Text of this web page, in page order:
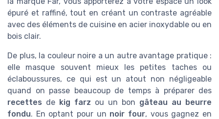
épuré et raffiné, tout en créant un contraste agréable
avec des éléments de cuisine en acier inoxydable ou en
bois clair.
De plus, la couleur noire a un autre avantage pratique :
elle masque souvent mieux les petites taches ou
éclaboussures, ce qui est un atout non négligeable
quand on passe beaucoup de temps à préparer des
recettes de kig farz ou un bon gâteau au beurre
fondu. En optant pour un noir four, vous gagnez en